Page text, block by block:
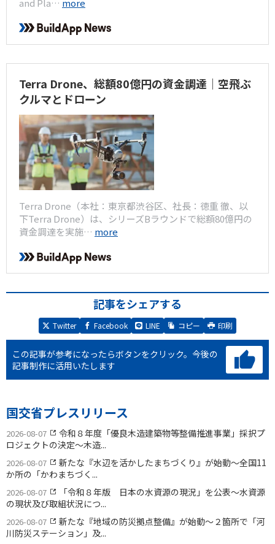
Terra Drone、総額80億円の資金調達｜空飛ぶ
クルマとドローン
Terra Drone（本社：東京都渋谷区、社長：徳重 徹、以
下Terra Drone）は、シリーズBラウンドで総額80億円の
資金調達を実施… more
記事をシェアする
Twitter Facebook LINE コピー 印刷
この記事が参考になったらボタンをクリック。 今後の
記事制作に活用いたします
国交省プレスリリース
2026-08-07
令和８年度「優良木造建築物等整備推進事業」採択プ
ロジェクトの決定〜木造...
2026-08-07
新たな『水辺を活かしたまちづくり』が始動〜全国11
か所の「かわまちづく...
2026-08-07
「令和８年版 日本の水資源の現況」を公表〜水資源
の現状及び取組状況につ...
2026-08-07
新たな『地域の防災拠点整備』が始動〜２箇所で「河
川防災ステーション」及...